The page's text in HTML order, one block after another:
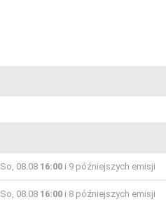
So, 08.08 16:00 i 9 późniejszych emisji
So, 08.08 16:00 i 8 późniejszych emisji